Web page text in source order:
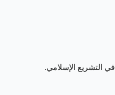
التشريع الإسلامي.